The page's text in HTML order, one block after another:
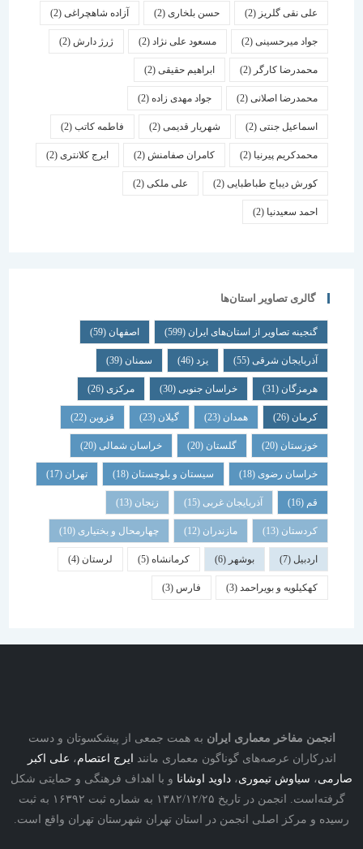
علی نقی گلریز(2) حسن بلخاری(2) آزاده شاهچراغی (2)
جواد میرحسینی(2) مسعود علی نژاد(2) ژرژ دارش (2)
محمدرضا کارگر(2) ابراهیم حقیقی(2)
محمدرضا اصلانی(2) جواد مهدی زاده (2)
اسماعیل جنتی(2) شهریار قدیمی(2) فاطمه کاتب(2)
محمدکریم پیرنیا(2) کامران صفامنش(2) ایرج کلانتری(2)
کورش دیباج طباطبایی(2) علی ملکی(2)
احمد سعیدنیا(2)
گالری تصاویر استان‌ها
گنجینه تصاویر از استان‌های ایران(599) اصفهان(59)
آذربایجان شرقی (55)
(46) سمنان(39)
هرمزگان(31) خراسان جنوبی(30) مرکزی(26)
کرمان(26) همدان(23) گیلان(23) قزوین(22)
خوزستان(20) گلستان(20) خراسان شمالی(20)
خراسان رضوی(18) سیستان و بلوچستان(18) تهران(17)
(16) آذربایجان غربی (15) زنجان(13)
کردستان(13) مازندران(12) چهارمحال و بختیاری(10)
اردبیل(7) بوشهر(6) کرمانشاه(5) لرستان(4)
کهکیلویه و بویراحمد(3) فارس (3)
انجمن مفاخر معماری ایران به همت جمعی از پیشکسوتان و دست
اندرکاران عرصه‌های گوناگون معماری مانندایرج اعتصام،علی اکبر
،سیاوش تیموری،داوید اوشاناو با اهداف فرهنگی و حمایتی شکل
گرفته‌است. انجمن در تاریخ ۱۳۸۲/۱۲/۲۵ به شماره ثبت ۱۶۳۹۲ به ثبت
رسیده و مرکز اصلی انجمن در استان تهران شهرستان تهران واقع است.